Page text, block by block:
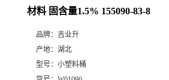
材料 固含量1.5% 155090-83-8
品牌： 吉业升
产地： 湖北
型号： 小塑料桶